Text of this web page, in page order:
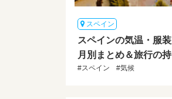
スペイン
スペインの気温・服
月別まとめ＆旅行の
#スペイン #気候